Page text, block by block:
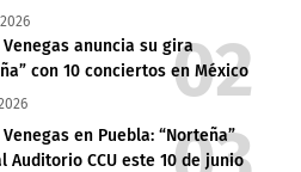
Venegas anuncia su gira
con 10 conciertos en México
en Puebla: “Norteña”
Auditorio CCU este 10 de junio